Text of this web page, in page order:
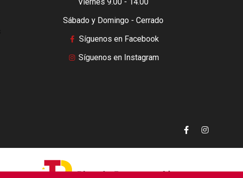
Sábado y Domingo - Cerrado
Síguenos en Facebook
Síguenos en Instagram